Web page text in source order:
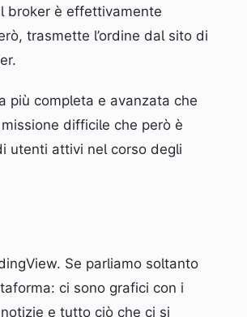
broker è effettivamente
trasmette l’ordine dal sito di
più completa e avanzata che
difficile che però è
utenti attivi nel corso degli
Se parliamo soltanto
ci sono grafici con i
e tutto ciò che ci si